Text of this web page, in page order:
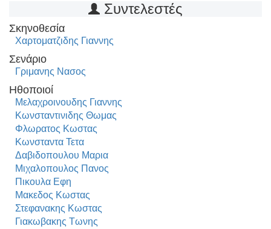
Συντελεστές
Σκηνοθεσία
Χαρτοματζιδης Γιαννης
Σενάριο
Γριμανης Νασος
Ηθοποιοί
Μελαχροινουδης Γιαννης
Κωνσταντινιδης Θωμας
Φλωρατος Κωστας
Κωνσταντα Τετα
Δαβιδοπουλου Μαρια
Μιχαλοπουλος Πανος
Πικουλα Εφη
Μακεδος Κωστας
Στεφανακης Κωστας
Γιακωβακης Τωνης